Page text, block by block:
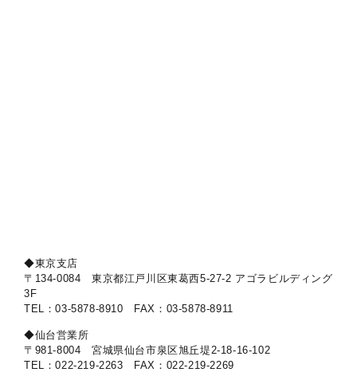
◆東京支店
〒134-0084 東京都江戸川区東葛西5-27-2 アゴラビルディング
3F
TEL：03-5878-8910 FAX：03-5878-8911
◆仙台営業所
〒981-8004 宮城県仙台市泉区旭丘堤2-18-16-102
TEL：022-219-2263 FAX：022-219-2269